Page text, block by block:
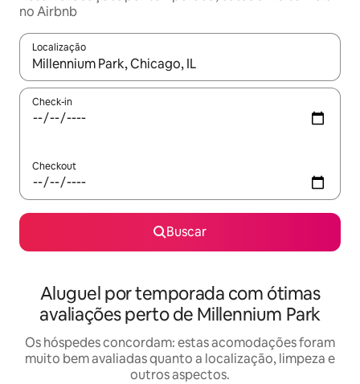
no Airbnb
Localização
Quando os resultados estiverem disponíveis, explore-os
Check-in
Checkout
Buscar
Aluguel por temporada com ótimas
avaliações perto de Millennium Park
Os hóspedes concordam: estas acomodações foram
muito bem avaliadas quanto a localização, limpeza e
outros aspectos.